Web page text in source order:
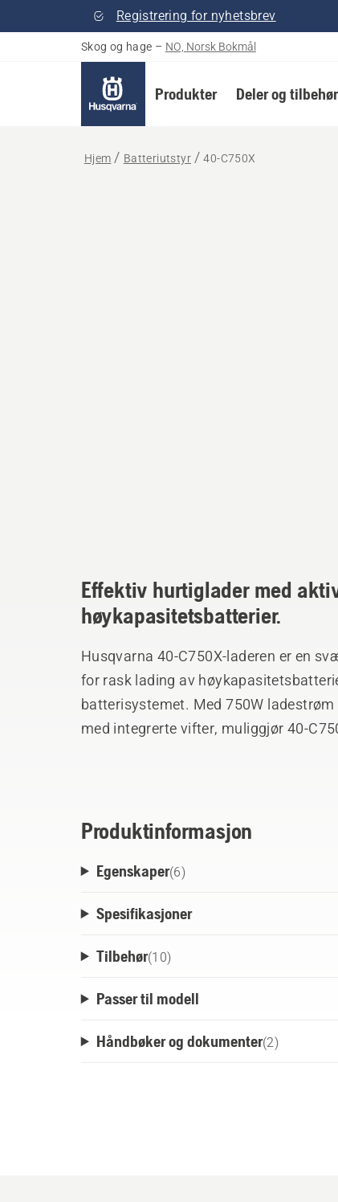
Registrering for nyhetsbrev
Skog og hage – NO, Norsk Bokmål
Produkter Deler og tilbehør
Hjem Batteriutstyr 40-C750X
Effektiv hurtiglader med
høykapasitetsbatterier.
Husqvarna 40-C750X-laderen er en
for rask lading av
batterisystemet. Med 750W
med integrerte vifter, muliggjør 40-
Produktinformasjon
Egenskaper(6)
Spesifikasjoner
Tilbehør(10)
Passer til modell
Håndbøker og dokumenter(2)